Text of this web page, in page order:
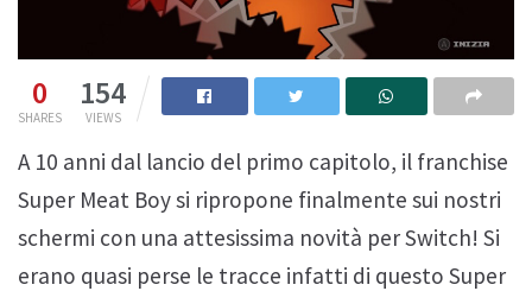
0
SHARES
154
VIEWS
A 10 anni dal lancio del primo capitolo, il franchise
Super Meat Boy si ripropone finalmente sui nostri
schermi con una attesissima novità per Switch! Si
erano quasi perse le tracce infatti di questo Super